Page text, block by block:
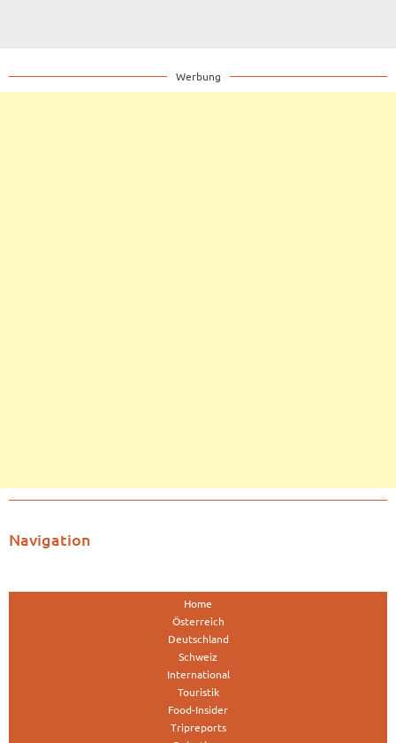
Werbung
Navigation
Home
Österreich
Deutschland
Schweiz
International
Touristik
Food-Insider
Tripreports